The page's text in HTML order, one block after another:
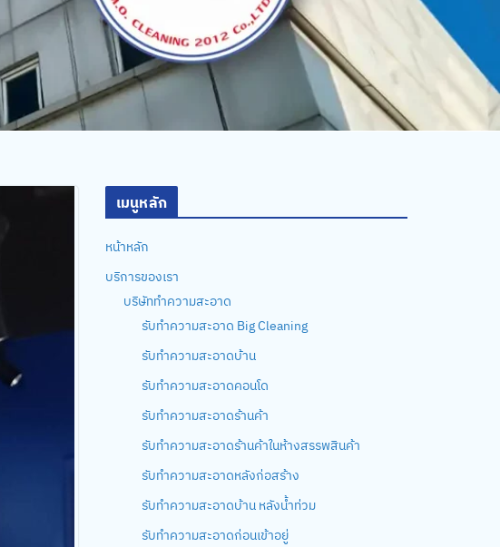
เมนูหลัก
หน้าหลัก
บริการของเรา
บริษัททำความสะอาด
รับทำความสะอาด Big Cleaning
รับทำความสะอาดบ้าน
รับทำความสะอาดคอนโด
รับทำความสะอาดร้านค้า
รับทำความสะอาดร้านค้าในห้างสรรพสินค้า
รับทำความสะอาดหลังก่อสร้าง
รับทำความสะอาดบ้าน หลังน้ำท่วม
รับทำความสะอาดก่อนเข้าอยู่